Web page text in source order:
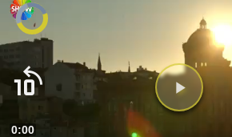
Süre
0:00